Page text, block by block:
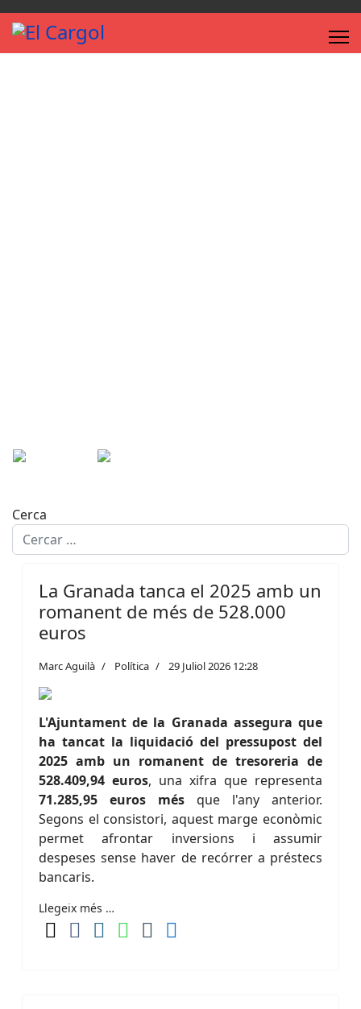
Cerca
La Granada tanca el 2025 amb un
romanent de més de 528.000
euros
Marc Aguilà Política 29 Juliol 2026 12:28
L'Ajuntament de la Granada assegura que
ha tancat la liquidació del pressupost del
2025 amb un romanent de tresoreria de
528.409,94 euros, una xifra que representa
71.285,95 euros més que l'any anterior.
Segons el consistori, aquest marge econòmic
permet afrontar inversions i assumir
despeses sense haver de recórrer a préstecs
bancaris.
Llegeix més …